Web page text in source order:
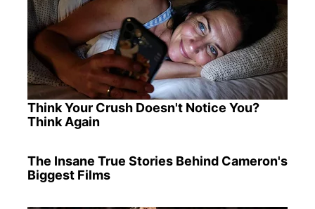
Think Your Crush Doesn't Notice You?
Think Again
The Insane True Stories Behind Cameron's
Biggest Films